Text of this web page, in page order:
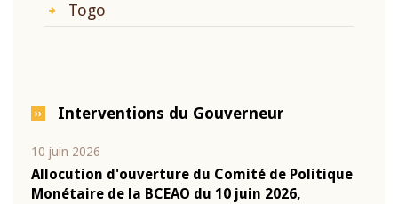
Togo
Interventions du Gouverneur
10 juin 2026
Allocution d'ouverture du Comité de Politique
Monétaire de la BCEAO du 10 juin 2026,